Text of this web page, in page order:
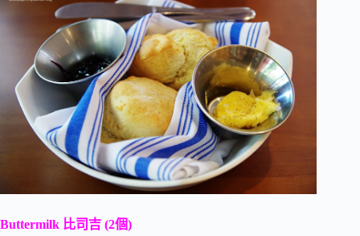
Buttermilk 比司吉 (2個)